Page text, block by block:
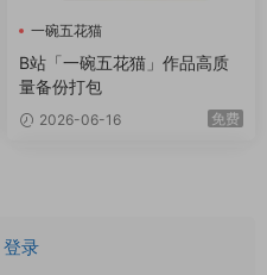
一碗五花猫
B站「一碗五花猫」作品高质
量备份打包
2026-06-16 免费
登录